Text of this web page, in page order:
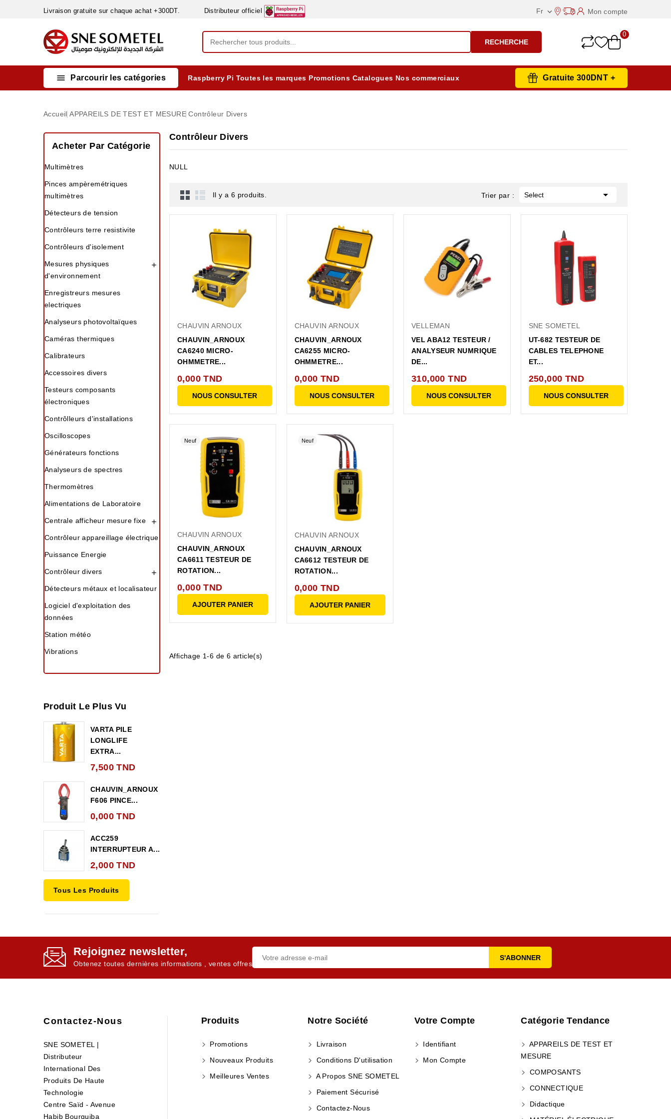
Livraison gratuite sur chaque achat +300DT. Distributeur officiel Fr  Mon compte
RECHERCHE
0
 Parcourir les catégories Raspberry Pi Toutes les marques Promotions Catalogues Nos commerciaux Gratuite 300DNT +
Accueil APPAREILS DE TEST ET MESURE Contrôleur Divers
Acheter Par Catégorie
Multimètres
Pinces ampèremétriques
multimètres
Détecteurs de tension
Contrôleurs terre resistivite
Contrôleurs d'isolement
Mesures physiques
d'environnement

Enregistreurs mesures
electriques
Analyseurs photovoltaïques
Caméras thermiques
Calibrateurs
Accessoires divers
Testeurs composants
électroniques
Contrôlleurs d'installations
Oscilloscopes
Générateurs fonctions
Analyseurs de spectres
Thermomètres
Alimentations de Laboratoire
Centrale afficheur mesure fixe 
Contrôleur appareillage électrique
Puissance Energie
Contrôleur divers 
Détecteurs métaux et localisateur
Logiciel d'exploitation des
données
Station météo
Vibrations
Produit Le Plus Vu
VARTA PILE
LONGLIFE
EXTRA...
7,500 TND
CHAUVIN_ARNOUX
F606 PINCE...
0,000 TND
ACC259
INTERRUPTEUR A...
2,000 TND
Tous Les Produits
Contrôleur Divers
NULL
Il y a 6 produits. Trier par : Select 
CHAUVIN ARNOUX
CHAUVIN_ARNOUX
CA6240 MICRO-
OHMMETRE...
0,000 TND
NOUS CONSULTER
CHAUVIN ARNOUX
CHAUVIN_ARNOUX
CA6255 MICRO-
OHMMETRE...
0,000 TND
NOUS CONSULTER
VELLEMAN
VEL ABA12 TESTEUR /
ANALYSEUR NUMRIQUE
DE...
310,000 TND
NOUS CONSULTER
SNE SOMETEL
UT-682 TESTEUR DE
CABLES TELEPHONE
ET...
250,000 TND
NOUS CONSULTER
Neuf
CHAUVIN ARNOUX
CHAUVIN_ARNOUX
CA6611 TESTEUR DE
ROTATION...
0,000 TND
AJOUTER PANIER
Neuf
CHAUVIN ARNOUX
CHAUVIN_ARNOUX
CA6612 TESTEUR DE
ROTATION...
0,000 TND
AJOUTER PANIER
Affichage 1-6 de 6 article(s)
Rejoignez newsletter,
Obtenez toutes dernières informations , ventes offres
Contactez-Nous
SNE SOMETEL |
Distributeur
International Des
Produits De Haute
Technologie
Centre Saïd - Avenue
Habib Bourguiba
Produits
Promotions
Nouveaux Produits
Meilleures Ventes
Notre Société
Livraison
Conditions D'utilisation
A Propos SNE SOMETEL
Paiement Sécurisé
Contactez-Nous
Votre Compte
Identifiant
Mon Compte
Catégorie Tendance
APPAREILS DE TEST ET
MESURE
COMPOSANTS
CONNECTIQUE
Didactique